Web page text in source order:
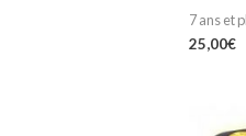
7 ans et
25,00€